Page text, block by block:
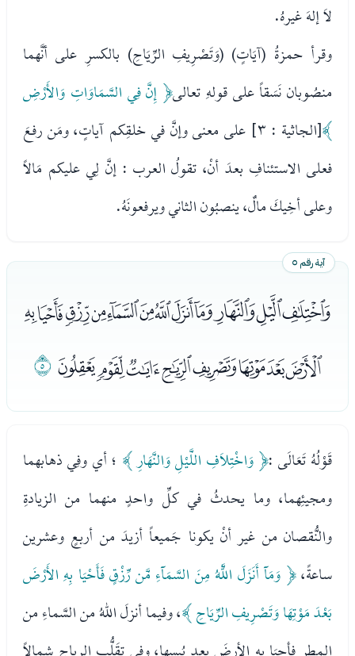
لاَ إلهَ غيرهُ.
وقرأ حمزةُ (آيَاتٍ) (وَتَصْرِيفِ الرِّيَاحِ) بالكسرِ على أنَّهما
منصُوبان نَسَقاً على قولهِ تعالى﴿ إِنَّ فِي السَّمَاوَاتِ وَالأَرْضِ
﴾
[الجاثية : ٣] على معنى وإنَّ في خلقِكم آياتٍ، ومَن رفعَ
فعلى الاستئنافِ بعدَ أنْ، تقولُ العرب : إنَّ لِي عليكم مَالاً
وعلى أخِيكَ مالٌ، ينصبُون الثاني ويرفعونَهُ.
آية رقم ٥
ﭫﭬﭭﭮﭯﭰﭱﭲﭳﭴﭵﭶ
ﭷﭸﭹﭺﭻﭼﭽﭾﭿ
قَوْلُهُ تَعَالَى :﴿ وَاخْتِلاَفِ اللَّيْلِ وَالنَّهَارِ ﴾ ؛ أي وفِي ذهابهما
ومجيئِهما، وما يحدثُ في كلِّ واحدٍ منهما من الزيادةِ
والنُّقصان من غير أنْ يكونا جَميعاً أزيدَ من أربعٍ وعشرين
ساعةً،﴿ وَمَآ أَنَزَلَ اللَّهُ مِنَ السَّمَآءِ مَّن رِّزْقٍ فَأَحْيَا بِهِ الأَرْضَ
بَعْدَ مَوْتِهَا وَتَصْرِيفِ الرِّيَاحِ ﴾، وفيما أنزلَ اللهُ من السَّماءِ من
المطرِ فأحيَا به الأرضَ بعد يُبسِها، وفي تقَلُّب الرياحِ شمالاً